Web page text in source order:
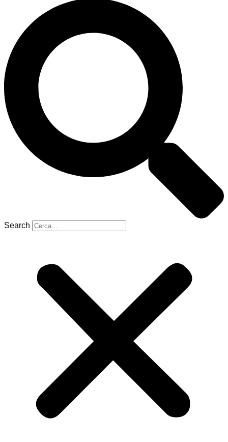
Search